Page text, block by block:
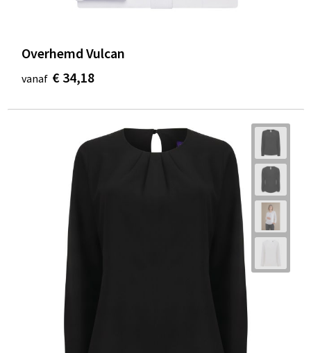
Overhemd Vulcan
vanaf € 34,18